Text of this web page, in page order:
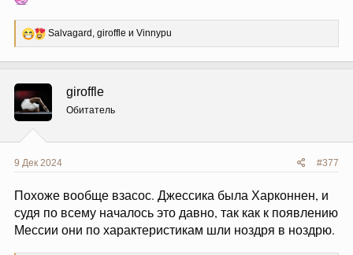
Р
е
ц
и
:
Salvagard , giroffle и Vinnypu
giroffle
Обитатель
9 Дек 2024 #377
Похоже вообще взасос. Джессика была Харконнен, и
судя по всему началось это давно, так как к появлению
Мессии они по характеристикам шли ноздря в ноздрю.